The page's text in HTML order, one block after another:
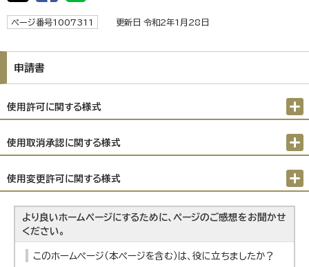
ページ番号1007311 更新日 令和2年1月28日
申請書
使用許可に関する様式
使用取消承認に関する様式
使用変更許可に関する様式
より良いホームページにするために、ページのご感想をお聞かせ
ください。
このホームページ（本ページを含む）は、役に立ちましたか？